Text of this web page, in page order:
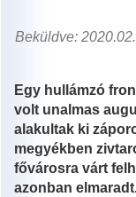
Beküldve:
Egy hullámzó
volt unalmas
alakultak ki
megyékben
fővárosra várt
azonban